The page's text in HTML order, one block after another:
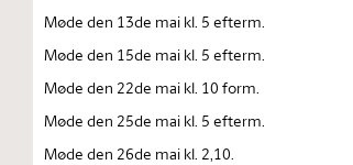
Møde den 13de mai kl. 5 efterm.
Møde den 15de mai kl. 5 efterm.
Møde den 22de mai kl. 10 form.
Møde den 25de mai kl. 5 efterm.
Møde den 26de mai kl. 2,10.